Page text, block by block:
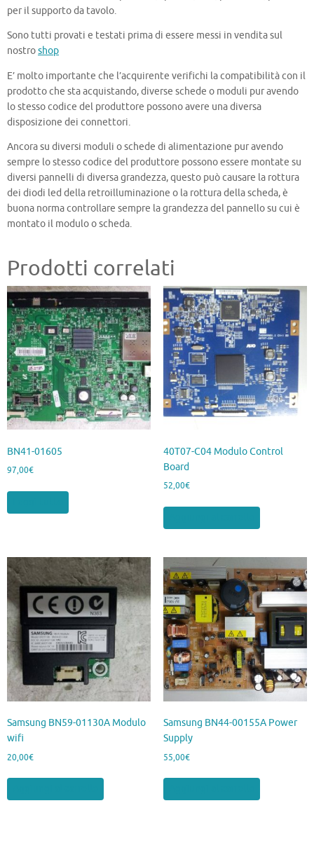
per il supporto da tavolo.
Sono tutti provati e testati prima di essere messi in vendita sul
nostroshop
E’ molto importante che l’acquirente verifichi la compatibilità con il
prodotto che sta acquistando, diverse schede o moduli pur avendo
lo stesso codice del produttore possono avere una diversa
disposizione dei connettori.
Ancora su diversi moduli o schede di alimentazione pur avendo
sempre lo stesso codice del produttore possono essere montate su
diversi pannelli di diversa grandezza, questo può causare la rottura
dei diodi led della retroilluminazione o la rottura della scheda, è
buona norma controllare sempre la grandezza del pannello su cui è
montato il modulo o scheda.
Prodotti correlati
BN41-01605
97,00€
40T07-C04 Modulo Control
Board
52,00€
Samsung BN59-01130A Modulo
wifi
20,00€
Samsung BN44-00155A Power
Supply
55,00€